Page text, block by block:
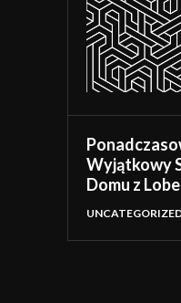
Wyjątkowy
Domu z